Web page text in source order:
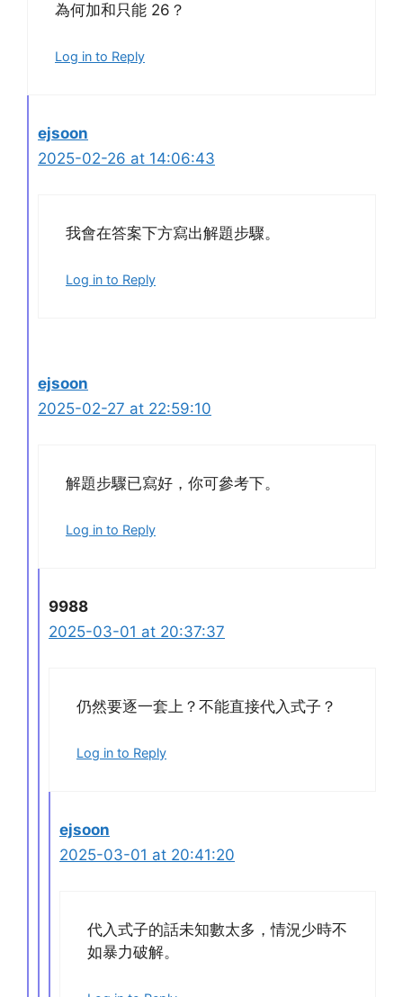
為何加和只能 26？
Log in to Reply
ejsoon
2025-02-26 at 14:06:43
我會在答案下方寫出解題步驟。
Log in to Reply
ejsoon
2025-02-27 at 22:59:10
解題步驟已寫好，你可參考下。
Log in to Reply
9988
2025-03-01 at 20:37:37
仍然要逐一套上？不能直接代入式子？
Log in to Reply
ejsoon
2025-03-01 at 20:41:20
代入式子的話未知數太多，情況少時不
如暴力破解。